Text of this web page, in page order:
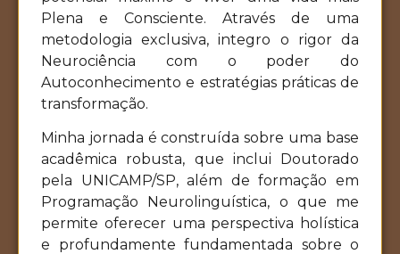
Plena e Consciente. Através de uma
metodologia exclusiva, integro o rigor da
Neurociência com o poder do
Autoconhecimento e estratégias práticas de
transformação.
Minha jornada é construída sobre uma base
acadêmica robusta, que inclui Doutorado
pela UNICAMP/SP, além de formação em
Programação Neurolinguística, o que me
permite oferecer uma perspectiva holística
e profundamente fundamentada sobre o